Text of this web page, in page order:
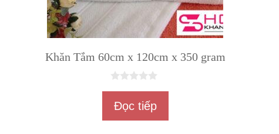
Khăn Tắm 60cm x 120cm x 350 gram
gĐọc tiếp